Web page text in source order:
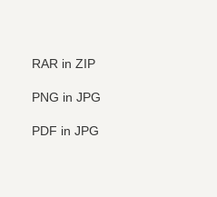
RAR in ZIP
PNG in JPG
PDF in JPG